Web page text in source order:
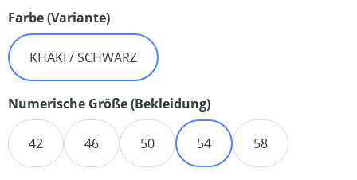
Farbe (Variante)auswählen
KHAKI / SCHWARZ
Numerische Größe (Bekleidung)auswählen
42 46 50 54 58